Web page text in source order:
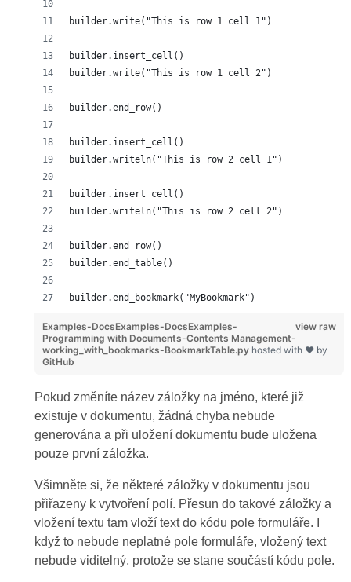
builder.write("This is row 1 cell 1")
builder.insert_cell()
builder.write("This is row 1 cell 2")
builder.end_row()
builder.insert_cell()
builder.writeln("This is row 2 cell 1")
builder.insert_cell()
builder.writeln("This is row 2 cell 2")
builder.end_row()
builder.end_table()
builder.end_bookmark("MyBookmark")
view raw
Examples-DocsExamples-DocsExamples-
Programming with Documents-Contents Management-
working_with_bookmarks-BookmarkTable.py hosted with ❤ by
GitHub
Pokud změníte název záložky na jméno, které již
existuje v dokumentu, žádná chyba nebude
generována a při uložení dokumentu bude uložena
pouze první záložka.
Všimněte si, že některé záložky v dokumentu jsou
přiřazeny k vytvoření polí. Přesun do takové záložky a
vložení textu tam vloží text do kódu pole formuláře. I
když to nebude neplatné pole formuláře, vložený text
nebude viditelný, protože se stane součástí kódu pole.